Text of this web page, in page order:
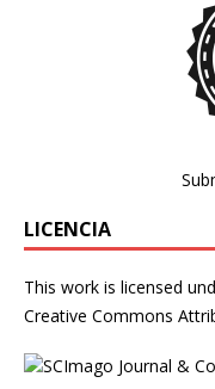
LICENCIA
This work is licensed
Creative Commons